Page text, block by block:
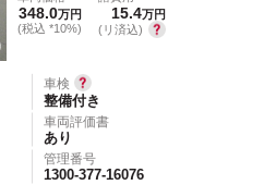
348.0万円
(税込 *10%)
15.4万円
(リ済込)
車検
整備付き
車両評価書
あり
管理番号
1300-377-16076